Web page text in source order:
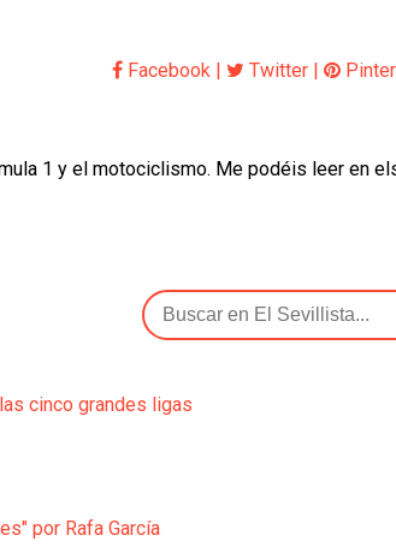
Facebook | Twitter |
1 y el motociclismo. Me podéis leer en
cinco grandes ligas
por Rafa García